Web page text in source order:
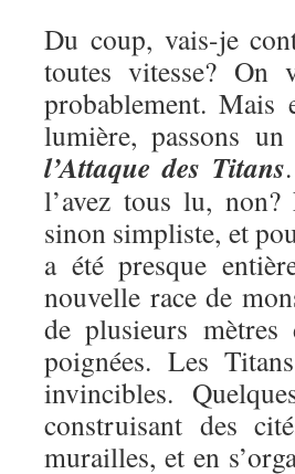
Du coup, vais-je
toutes vitesse? On
probablement. Mais
lumière, passons
l’Attaque des Titans
l’avez tous lu, non?
sinon simpliste, et
a été presque
nouvelle race de
de plusieurs
poignées. Les
invincibles.
construisant des
murailles, et en